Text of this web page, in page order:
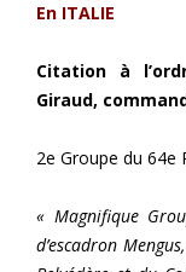
En ITALIE
Citation à
Giraud,
2e Groupe du 64e
« Magnifique
d’escadron